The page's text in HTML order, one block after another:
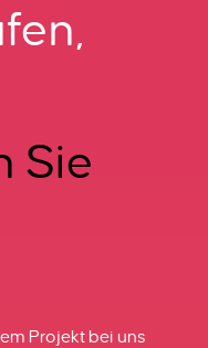
Sie
Projekt bei uns